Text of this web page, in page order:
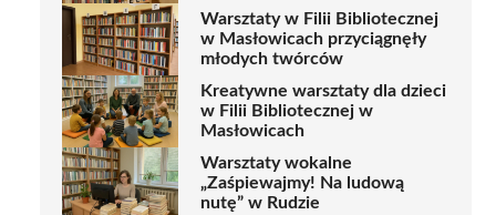
Warsztaty w Filii Bibliotecznej
w Masłowicach przyciągnęły
młodych twórców
Kreatywne warsztaty dla dzieci
w Filii Bibliotecznej w
Masłowicach
Warsztaty wokalne
„Zaśpiewajmy! Na ludową
nutę” w Rudzie